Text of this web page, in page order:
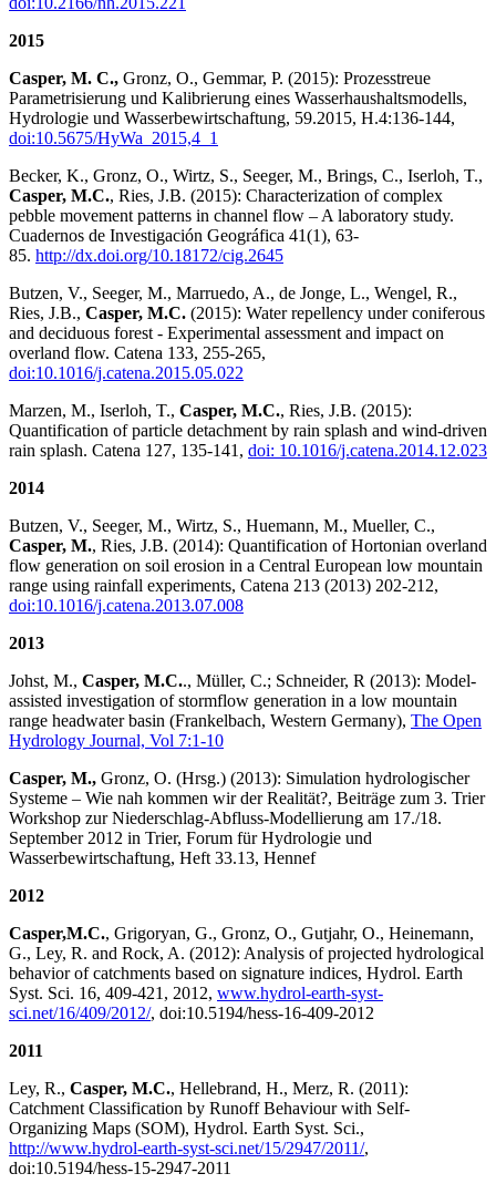
2015
Casper, M. C., Gronz, O., Gemmar, P. (2015): Prozesstreue
Parametrisierung und Kalibrierung eines Wasserhaushaltsmodells,
Hydrologie und Wasserbewirtschaftung, 59.2015, H.4:136-144,
doi:10.5675/HyWa_2015,4_1
Becker, K., Gronz, O., Wirtz, S., Seeger, M., Brings, C., Iserloh, T.,
Casper, M.C., Ries, J.B. (2015): Characterization of complex
pebble movement patterns in channel flow – A laboratory study.
Cuadernos de Investigación Geográfica 41(1), 63-
85. http://dx.doi.org/10.18172/cig.2645
Butzen, V., Seeger, M., Marruedo, A., de Jonge, L., Wengel, R.,
Ries, J.B., Casper, M.C. (2015): Water repellency under coniferous
and deciduous forest - Experimental assessment and impact on
overland flow. Catena 133, 255-265,
doi:10.1016/j.catena.2015.05.022
Marzen, M., Iserloh, T., Casper, M.C., Ries, J.B. (2015):
Quantification of particle detachment by rain splash and wind-driven
rain splash. Catena 127, 135-141, doi: 10.1016/j.catena.2014.12.023
2014
Butzen, V., Seeger, M., Wirtz, S., Huemann, M., Mueller, C.,
Casper, M., Ries, J.B. (2014): Quantification of Hortonian overland
flow generation on soil erosion in a Central European low mountain
range using rainfall experiments, Catena 213 (2013) 202-212,
doi:10.1016/j.catena.2013.07.008
2013
Johst, M., Casper, M.C.., Müller, C.; Schneider, R (2013): Model-
assisted investigation of stormflow generation in a low mountain
range headwater basin (Frankelbach, Western Germany), The Open
Hydrology Journal, Vol 7:1-10
Casper, M., Gronz, O. (Hrsg.) (2013): Simulation hydrologischer
Systeme – Wie nah kommen wir der Realität?, Beiträge zum 3. Trier
Workshop zur Niederschlag-Abfluss-Modellierung am 17./18.
September 2012 in Trier, Forum für Hydrologie und
Wasserbewirtschaftung, Heft 33.13, Hennef
2012
Casper,M.C., Grigoryan, G., Gronz, O., Gutjahr, O., Heinemann,
G., Ley, R. and Rock, A. (2012): Analysis of projected hydrological
behavior of catchments based on signature indices, Hydrol. Earth
Syst. Sci. 16, 409-421, 2012, www.hydrol-earth-syst-
sci.net/16/409/2012/, doi:10.5194/hess-16-409-2012
2011
Ley, R., Casper, M.C., Hellebrand, H., Merz, R. (2011):
Catchment Classification by Runoff Behaviour with Self-
Organizing Maps (SOM), Hydrol. Earth Syst. Sci.,
http://www.hydrol-earth-syst-sci.net/15/2947/2011/,
doi:10.5194/hess-15-2947-2011